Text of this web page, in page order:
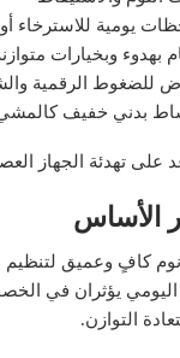
يومية للاسترخاء
بهدوء وبخيارات
للضغوط الرقمية
بدني خفيف كالمشي
على تهدئة الجهاز
الأساس
نوم كافٍ وعميق لتنظيم
يؤثران في
التوازن.